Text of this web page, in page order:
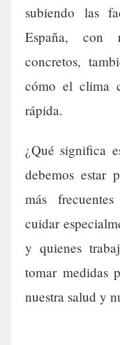
subiendo las
España, con
concretos,
cómo el clima
rápida.
¿Qué significa
debemos estar
más
cuidar
y quienes
tomar medidas
nuestra salud y